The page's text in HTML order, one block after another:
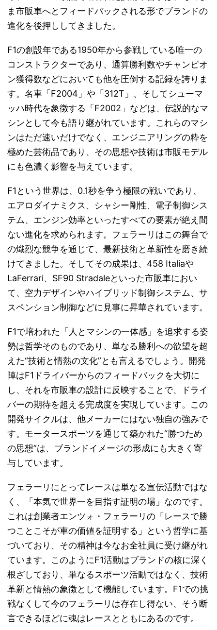
ま市販車へとフィードバックされる形でブランドの
進化を後押ししてきました。
F1の創設年である1950年から参戦している唯一の
コンストラクターであり、通算勝利数やチャンピオ
ン獲得数などにおいても他を圧倒する記録を誇りま
す。名車「F2004」や「312T」、そしてシューマ
ッハ時代を象徴する「F2002」などは、伝説的なマ
シンとして今も語り継がれています。これらのマシ
ンはただ速いだけでなく、エンジニアリングの粋を
極めた芸術品であり、その思想や技術は市販モデル
にも色濃く影響を与えています。
F1という世界は、0.1秒を争う極限の戦いであり、
エアロダイナミクス、シャシー剛性、電子制御シス
テム、エンジン効率といったすべての要素が絶え間
ない進化を求められます。フェラーリはこの舞台で
の熾烈な競争を通じて、最新技術と革新性を磨き続
けてきました。そしてその成果は、458 Italiaや
LaFerrari、SF90 Stradaleといった市販車におい
て、空力デザインやハイブリッド制御システム、サ
スペンション制御などに見事に昇華されています。
F1で培われた「人とマシンの一体感」を追求する姿
勢は哲学そのものであり、単なる勝利への欲望を超
えた“技術と情熱の文化”とも言えるでしょう。開発
陣はF1ドライバーからのフィードバックを大切に
し、それを市販車の設計に反映することで、ドライ
バーの期待を超える完成度を実現しています。この
開発サイクルは、他メーカーにはない独自の強みで
す。モータースポーツを通じて築かれた“勝つため
の思想”は、ブランドイメージの形成にも大きく寄
与しています。
フェラーリにとってレースは単なる宣伝活動ではな
く、「本気で世界一を目指す証明の場」なのです。
これは創業者エンツォ・フェラーリの「レースで勝
つことこそが車の価値を証明する」という哲学に基
づいており、その精神は今なお全社員に受け継がれ
ています。このようにF1活動はブランドの核に深く
根ざしており、単なるスポーツ活動ではなく、技術
革新と情熱の象徴として機能しています。F1での挑
戦なくして今のフェラーリは存在し得ない、そう断
言できるほどに魂はレースとともにあるのです。